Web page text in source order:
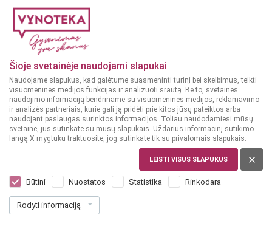
Šioje svetainėje naudojami slapukai
Naudojame slapukus, kad galėtume suasmeninti turinį bei skelbimus, teikti
visuomeninės medijos funkcijas ir analizuoti srautą. Be to, svetainės
naudojimo informaciją bendriname su visuomeninės medijos, reklamavimo
ir analizės partneriais, kurie gali ją pridėti prie kitos jūsų pateiktos arba
naudojant paslaugas surinktos informacijos. Toliau naudodamiesi mūsų
svetaine, jūs sutinkate su mūsų slapukais. Uždarius informacinį sutikimo
langą X mygtuku traktuosite, jog sutinkate tik su privalomais slapukais.
LEISTI VISUS SLAPUKUS
Būtini Nuostatos Statistika Rinkodara
Rodyti informaciją
Sobieski Premium 0,5 L
Dar nėra balsų, galite įvertinti
1099€ 21.98 € / L